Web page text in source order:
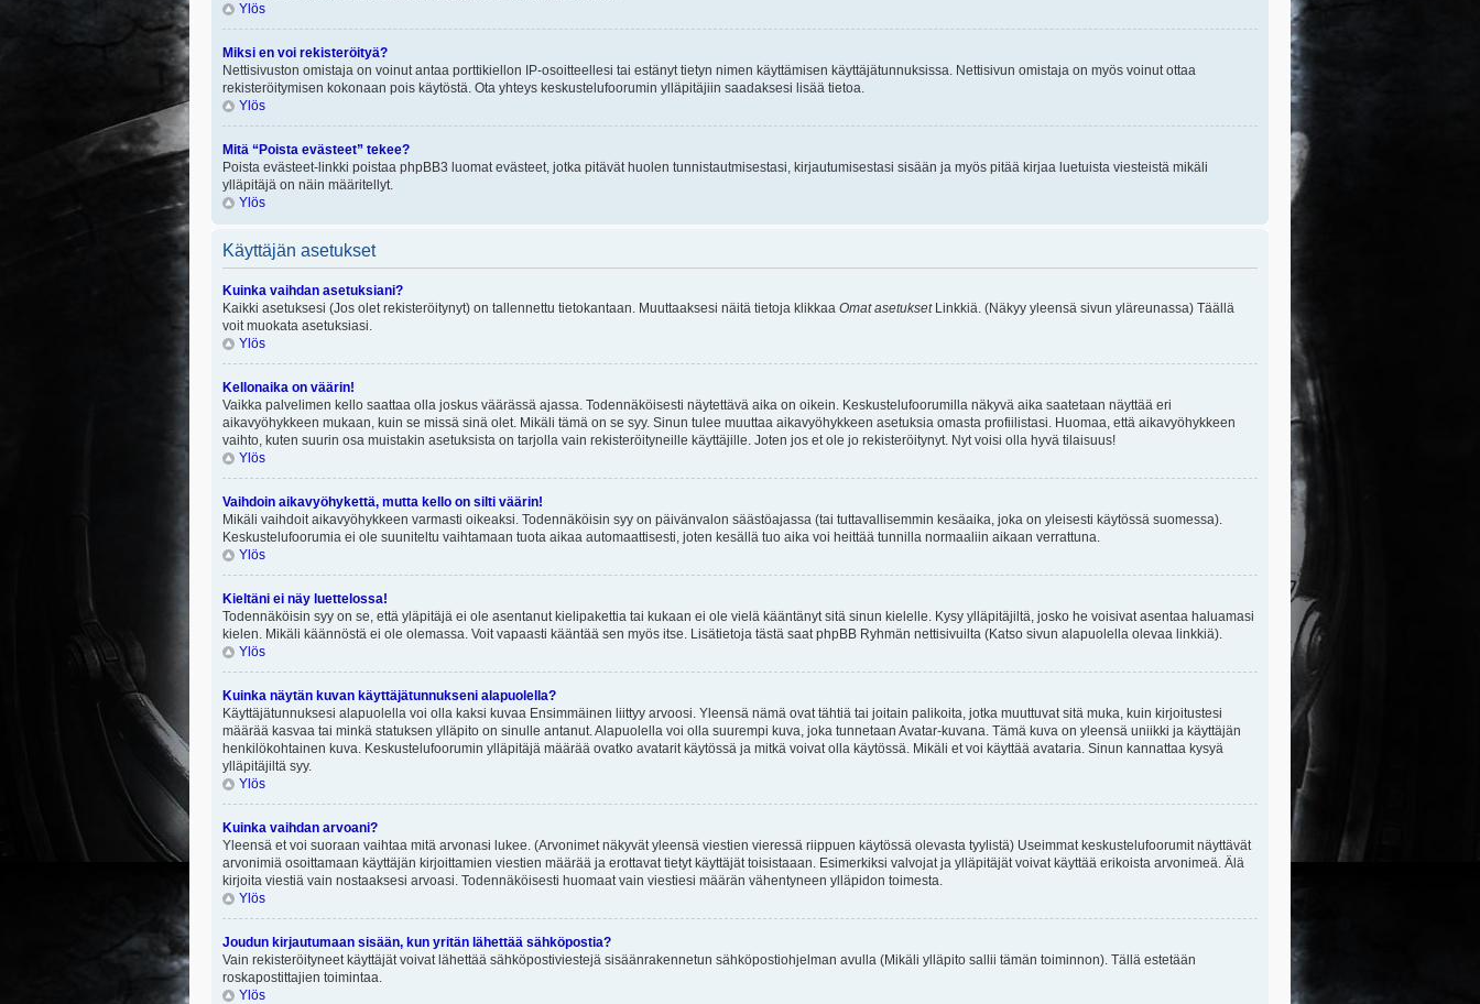
Ylös
Miksi en voi rekisteröityä?
Nettisivuston omistaja on voinut antaa porttikiellon IP-osoitteellesi tai estänyt tietyn nimen käyttämisen käyttäjätunnuksissa. Nettisivun omistaja on myös voinut ottaa
rekisteröitymisen kokonaan pois käytöstä. Ota yhteys keskustelufoorumin ylläpitäjiin saadaksesi lisää tietoa.
Ylös
Mitä “Poista evästeet” tekee?
Poista evästeet-linkki poistaa phpBB3 luomat evästeet, jotka pitävät huolen tunnistautmisestasi, kirjautumisestasi sisään ja myös pitää kirjaa luetuista viesteistä mikäli
ylläpitäjä on näin määritellyt.
Ylös
Käyttäjän asetukset
Kuinka vaihdan asetuksiani?
Kaikki asetuksesi (Jos olet rekisteröitynyt) on tallennettu tietokantaan. Muuttaaksesi näitä tietoja klikkaa Omat asetuksetLinkkiä. (Näkyy yleensä sivun yläreunassa) Täällä
voit muokata asetuksiasi.
Ylös
Kellonaika on väärin!
Vaikka palvelimen kello saattaa olla joskus väärässä ajassa. Todennäköisesti näytettävä aika on oikein. Keskustelufoorumilla näkyvä aika saatetaan näyttää eri
aikavyöhykkeen mukaan, kuin se missä sinä olet. Mikäli tämä on se syy. Sinun tulee muuttaa aikavyöhykkeen asetuksia omasta profiilistasi. Huomaa, että aikavyöhykkeen
vaihto, kuten suurin osa muistakin asetuksista on tarjolla vain rekisteröityneille käyttäjille. Joten jos et ole jo rekisteröitynyt. Nyt voisi olla hyvä tilaisuus!
Ylös
Vaihdoin aikavyöhykettä, mutta kello on silti väärin!
Mikäli vaihdoit aikavyöhykkeen varmasti oikeaksi. Todennäköisin syy on päivänvalon säästöajassa (tai tuttavallisemmin kesäaika, joka on yleisesti käytössä suomessa).
Keskustelufoorumia ei ole suuniteltu vaihtamaan tuota aikaa automaattisesti, joten kesällä tuo aika voi heittää tunnilla normaaliin aikaan verrattuna.
Ylös
Kieltäni ei näy luettelossa!
Todennäköisin syy on se, että yläpitäjä ei ole asentanut kielipakettia tai kukaan ei ole vielä kääntänyt sitä sinun kielelle. Kysy ylläpitäjiltä, josko he voisivat asentaa haluamasi
kielen. Mikäli käännöstä ei ole olemassa. Voit vapaasti kääntää sen myös itse. Lisätietoja tästä saat phpBB Ryhmän nettisivuilta (Katso sivun alapuolella olevaa linkkiä).
Ylös
Kuinka näytän kuvan käyttäjätunnukseni alapuolella?
Käyttäjätunnuksesi alapuolella voi olla kaksi kuvaa Ensimmäinen liittyy arvoosi. Yleensä nämä ovat tähtiä tai joitain palikoita, jotka muuttuvat sitä muka, kuin kirjoitustesi
määrää kasvaa tai minkä statuksen ylläpito on sinulle antanut. Alapuolella voi olla suurempi kuva, joka tunnetaan Avatar-kuvana. Tämä kuva on yleensä uniikki ja käyttäjän
henkilökohtainen kuva. Keskustelufoorumin ylläpitäjä määrää ovatko avatarit käytössä ja mitkä voivat olla käytössä. Mikäli et voi käyttää avataria. Sinun kannattaa kysyä
ylläpitäjiltä syy.
Ylös
Kuinka vaihdan arvoani?
Yleensä et voi suoraan vaihtaa mitä arvonasi lukee. (Arvonimet näkyvät yleensä viestien vieressä riippuen käytössä olevasta tyylistä) Useimmat keskustelufoorumit näyttävät
arvonimiä osoittamaan käyttäjän kirjoittamien viestien määrää ja erottavat tietyt käyttäjät toisistaaan. Esimerkiksi valvojat ja ylläpitäjät voivat käyttää erikoista arvonimeä. Älä
kirjoita viestiä vain nostaaksesi arvoasi. Todennäköisesti huomaat vain viestiesi määrän vähentyneen ylläpidon toimesta.
Ylös
Joudun kirjautumaan sisään, kun yritän lähettää sähköpostia?
Vain rekisteröityneet käyttäjät voivat lähettää sähköpostiviestejä sisäänrakennetun sähköpostiohjelman avulla (Mikäli ylläpito sallii tämän toiminnon). Tällä estetään
roskapostittajien toimintaa.
Ylös